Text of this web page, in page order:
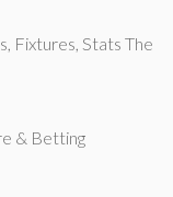
Fixtures, Stats The
& Betting